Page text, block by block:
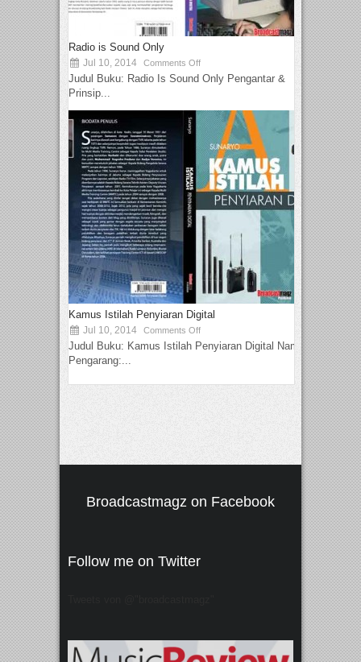
Radio is Sound Only
Jul 10, 2014 Comments Off
Judul Buku: Radio Is Sound Only Pengantar &
Prinsip...
Kamus Istilah Penyiaran Digital
Jul 10, 2014 Comments Off
Judul Buku: Kamus Istilah Penyiaran Digital Nama
Pengarang:...
Broadcastmagz on Facebook
Follow me on Twitter